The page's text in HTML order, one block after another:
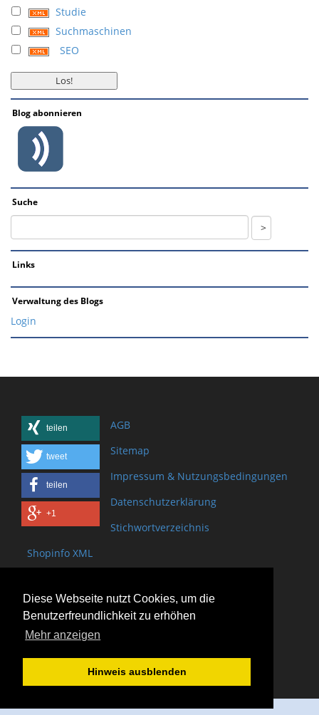
Diese Webseite nutzt Cookies, um die
Benutzerfreundlichkeit zu erhöhen
Mehr anzeigen
Hinweis ausblenden
Studie
Suchmaschinen
SEO
Blog abonnieren
Suche
Links
Verwaltung des Blogs
Login
teilen
tweet
teilen
+1
AGB
Sitemap
Impressum & Nutzungsbedingungen
Datenschutzerklärung
Stichwortverzeichnis
Shopinfo XML
Bischof-Brand Straße 2
61440 Oberursel
(+49) 6171 - 98 11 80
(+49) 6171 - 98 28 10
service@onsite.org